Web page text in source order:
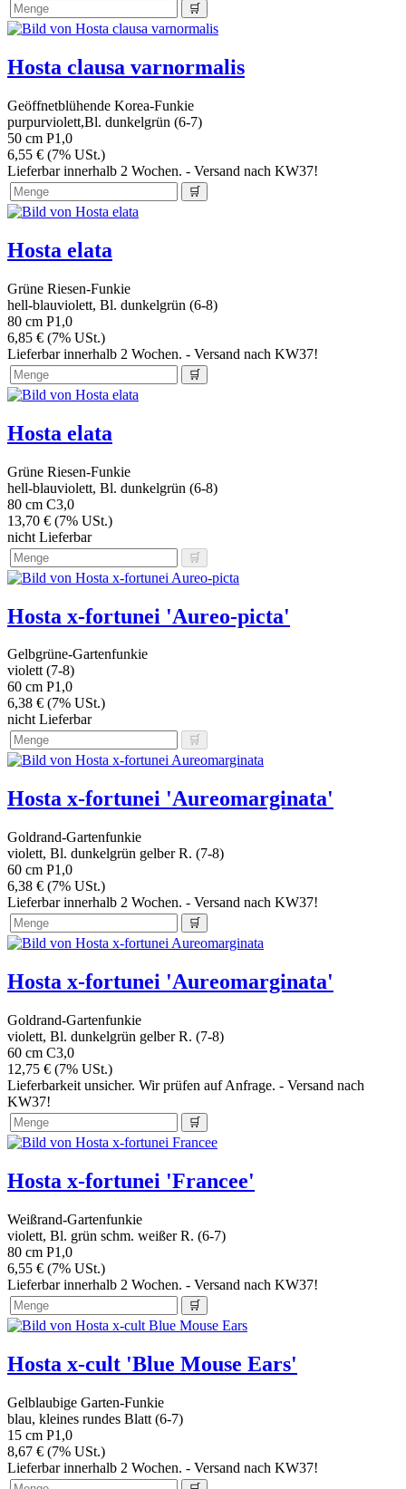
Hosta clausa varnormalis
Geöffnetblühende Korea-Funkie
purpurviolett,Bl. dunkelgrün (6-7)
50 cm P1,0
6,55 € (7% USt.)
Lieferbar innerhalb 2 Wochen. - Versand nach KW37!
Hosta elata
Grüne Riesen-Funkie
hell-blauviolett, Bl. dunkelgrün (6-8)
80 cm P1,0
6,85 € (7% USt.)
Lieferbar innerhalb 2 Wochen. - Versand nach KW37!
Hosta elata
Grüne Riesen-Funkie
hell-blauviolett, Bl. dunkelgrün (6-8)
80 cm C3,0
13,70 € (7% USt.)
nicht Lieferbar
Hosta x-fortunei 'Aureo-picta'
Gelbgrüne-Gartenfunkie
violett (7-8)
60 cm P1,0
6,38 € (7% USt.)
nicht Lieferbar
Hosta x-fortunei 'Aureomarginata'
Goldrand-Gartenfunkie
violett, Bl. dunkelgrün gelber R. (7-8)
60 cm P1,0
6,38 € (7% USt.)
Lieferbar innerhalb 2 Wochen. - Versand nach KW37!
Hosta x-fortunei 'Aureomarginata'
Goldrand-Gartenfunkie
violett, Bl. dunkelgrün gelber R. (7-8)
60 cm C3,0
12,75 € (7% USt.)
Lieferbarkeit unsicher. Wir prüfen auf Anfrage. - Versand nach
KW37!
Hosta x-fortunei 'Francee'
Weißrand-Gartenfunkie
violett, Bl. grün schm. weißer R. (6-7)
80 cm P1,0
6,55 € (7% USt.)
Lieferbar innerhalb 2 Wochen. - Versand nach KW37!
Hosta x-cult 'Blue Mouse Ears'
Gelblaubige Garten-Funkie
blau, kleines rundes Blatt (6-7)
15 cm P1,0
8,67 € (7% USt.)
Lieferbar innerhalb 2 Wochen. - Versand nach KW37!